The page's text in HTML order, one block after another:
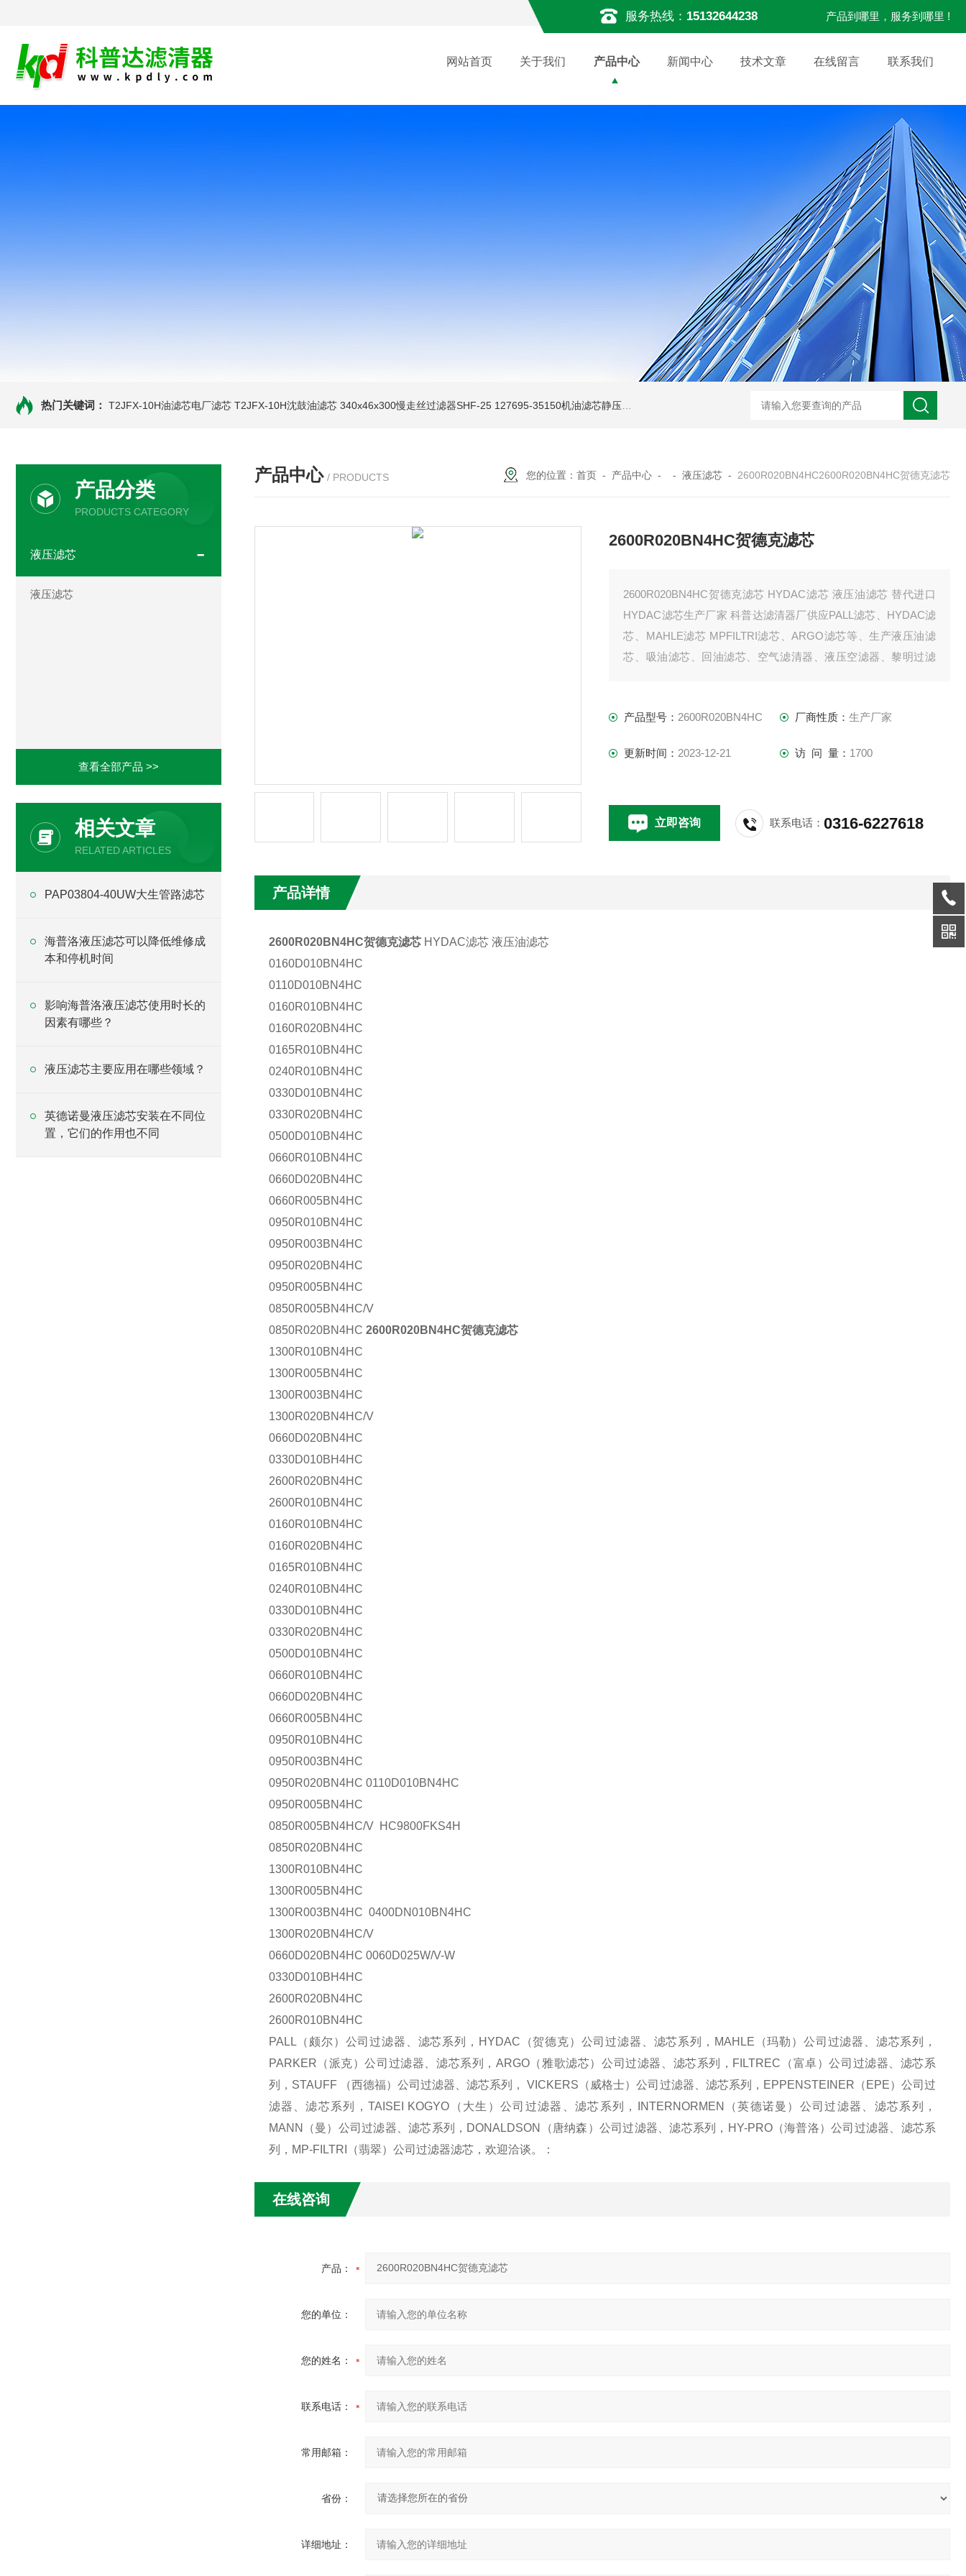
服务热线： 15132644238 产品到哪里，服务到哪里 !
网站首页 关于我们 产品中心 新闻中心 技术文章 在线留言 联系我们
热门关键词： T2JFX-10H油滤芯电厂滤芯 T2JFX-10H沈鼓油滤芯 340x46x300慢走丝过滤器SHF-25 127695-35150机油滤芯静压机滤芯 0250DN010BN4HC液压油滤芯 CST71005离心机滤芯 RFA-630*10/
产品分类
PRODUCTS CATEGORY
液压滤芯
液压滤芯
查看全部产品 >>
相关文章
RELATED ARTICLES
PAP03804-40UW大生管路滤芯
海普洛液压滤芯可以降低维修成
本和停机时间
影响海普洛液压滤芯使用时长的
因素有哪些？
液压滤芯主要应用在哪些领域？
英德诺曼液压滤芯安装在不同位
置，它们的作用也不同
产品中心 / PRODUCTS 您的位置： 首页 - 产品中心 - - 液压滤芯 - 2600R020BN4HC2600R020BN4HC贺德克滤芯
2600R020BN4HC贺德克滤芯
2600R020BN4HC贺德克滤芯 HYDAC滤芯 液压油滤芯 替代进口
HYDAC滤芯生产厂家 科普达滤清器厂供应PALL滤芯、HYDAC滤
芯、MAHLE滤芯 MPFILTRI滤芯、ARGO滤芯等、生产液压油滤
芯、吸油滤芯、回油滤芯、空气滤清器、液压空滤器、黎明过滤
产品型号： 2600R020BN4HC 厂商性质： 生产厂家
更新时间： 2023-12-21 访 问 量： 1700
立即咨询 联系电话：0316-6227618
产品详情
2600R020BN4HC贺德克滤芯HYDAC滤芯 液压油滤芯
0160D010BN4HC
0110D010BN4HC
0160R010BN4HC
0160R020BN4HC
0165R010BN4HC
0240R010BN4HC
0330D010BN4HC
0330R020BN4HC
0500D010BN4HC
0660R010BN4HC
0660D020BN4HC
0660R005BN4HC
0950R010BN4HC
0950R003BN4HC
0950R020BN4HC
0950R005BN4HC
0850R005BN4HC/V
0850R020BN4HC 2600R020BN4HC贺德克滤芯
1300R010BN4HC
1300R005BN4HC
1300R003BN4HC
1300R020BN4HC/V
0660D020BN4HC
0330D010BH4HC
2600R020BN4HC
2600R010BN4HC
0160R010BN4HC
0160R020BN4HC
0165R010BN4HC
0240R010BN4HC
0330D010BN4HC
0330R020BN4HC
0500D010BN4HC
0660R010BN4HC
0660D020BN4HC
0660R005BN4HC
0950R010BN4HC
0950R003BN4HC
0950R020BN4HC 0110D010BN4HC
0950R005BN4HC
0850R005BN4HC/V HC9800FKS4H
0850R020BN4HC
1300R010BN4HC
1300R005BN4HC
1300R003BN4HC 0400DN010BN4HC
1300R020BN4HC/V
0660D020BN4HC 0060D025W/V-W
0330D010BH4HC
2600R020BN4HC
2600R010BN4HC
PALL （ 颇尔）公司过滤器 滤芯系列， HYDAC （贺德克）公司过滤器、 滤芯系列， MAHLE （玛勒 ）公司 过滤器 滤芯系列，
PARKER （派克）公司 过滤器 滤芯系列， ARGO（ 雅歌滤芯）公司过滤器、滤芯系列， FILTREC （富卓）公司过滤器、滤芯系
列， STAUFF （西德福）公司过滤器、滤芯系列， VICKERS （威格士）公司过滤器、滤芯系列， EPPENSTEINER （ EPE）公司过
滤器、滤芯系列，TAISEI KOGYO （大生）公司过滤器、滤芯系列， INTERNORMEN
（英德诺曼）公司过滤器、滤芯系列，
MANN
（曼）公司过滤器、滤芯系列， DONALDSON （唐纳森）公司过滤器、滤芯系列， HY-PRO（海普洛）公司过滤器、滤芯系
列， MP-FILTRI （翡翠）公司过滤器滤芯，欢迎洽谈。：
在线咨询
产品：
您的单位：
您的姓名：
联系电话：
常用邮箱：
省份：
详细地址：